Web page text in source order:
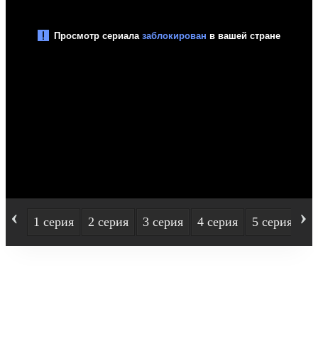
‹ 1 серия 2 серия 3 серия 4 серия 5 серия ›